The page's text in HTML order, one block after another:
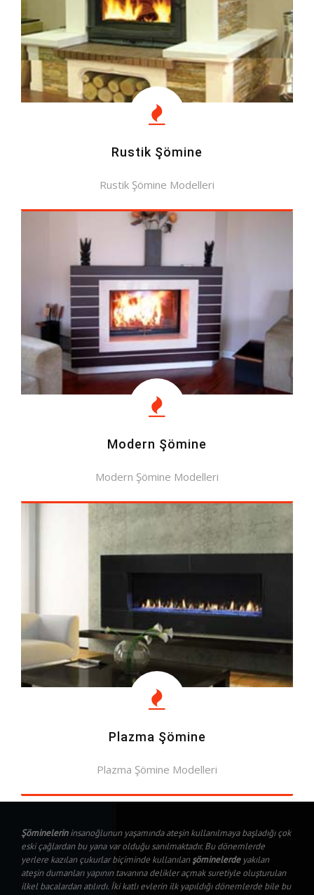
Rustik Şömine
Rustik Şömine Modelleri
MODELLERE BAK
Modern Şömine
Modern Şömine Modelleri
MODELLERE BAK
Plazma Şömine
Plazma Şömine Modelleri
Şöminelerininsanoğlunun yaşamında ateşin kullanılmaya başladığı çok
eski çağlardan bu yana var olduğu sanılmaktadır. Bu dönemlerde
yerlere kazılan çukurlar biçiminde kullanılanşöminelerdeyakılan
ateşin dumanları yapının tavanına delikler açmak suretiyle oluşturulan
ilkel bacalardan atılırdı. İki katlı evlerin ilk yapıldığı dönemlerde bile bu